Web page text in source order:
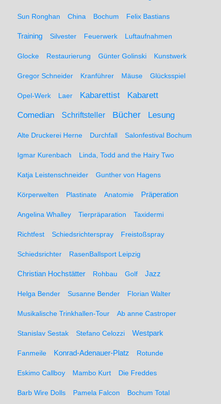
Sun Ronghan China Bochum Felix Bastians
Training Silvester Feuerwerk Luftaufnahmen
Glocke Restaurierung Günter Golinski Kunstwerk
Gregor Schneider Kranführer Mäuse Glücksspiel
Opel-Werk Laer Kabarettist
Kabarett
Comedian
Schriftsteller Bücher Lesung
Alte Druckerei Herne Durchfall Salonfestival Bochum
Igmar Kurenbach Linda, Todd and the Hairy Two
Katja Leistenschneider Gunther von Hagens
Körperwelten Plastinate Anatomie Präperation
Angelina Whalley Tierpräparation Taxidermi
Richtfest Schiedsrichterspray Freistoßspray
Schiedsrichter RasenBallsport Leipzig
Christian Hochstätter Rohbau Golf Jazz
Helga Bender Susanne Bender Florian Walter
Musikalische Trinkhallen-Tour Ab anne Castroper
Stanislav Sestak Stefano Celozzi Westpark
Fanmeile Konrad-Adenauer-Platz Rotunde
Eskimo Callboy Mambo Kurt Die Freddes
Barb Wire Dolls Pamela Falcon Bochum Total